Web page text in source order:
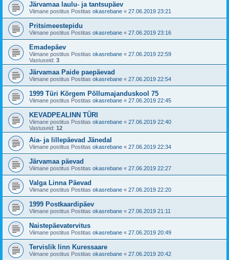
Järvamaa laulu- ja tantsupäev
Viimane postitus Postitas okasrebane « 27.06.2019 23:21
Pritsimeestepidu
Viimane postitus Postitas okasrebane « 27.06.2019 23:16
Emadepäev
Viimane postitus Postitas okasrebane « 27.06.2019 22:59
Vastuseid: 3
Järvamaa Paide paepäevad
Viimane postitus Postitas okasrebane « 27.06.2019 22:54
1999 Türi Kõrgem Põllumajanduskool 75
Viimane postitus Postitas okasrebane « 27.06.2019 22:45
KEVADPEALINN TÜRI
Viimane postitus Postitas okasrebane « 27.06.2019 22:40
Vastuseid: 12
Aia- ja lillepäevad Jänedal
Viimane postitus Postitas okasrebane « 27.06.2019 22:34
Järvamaa päevad
Viimane postitus Postitas okasrebane « 27.06.2019 22:27
Valga Linna Päevad
Viimane postitus Postitas okasrebane « 27.06.2019 22:20
1999 Postkaardipäev
Viimane postitus Postitas okasrebane « 27.06.2019 21:11
Naistepäevatervitus
Viimane postitus Postitas okasrebane « 27.06.2019 20:49
Tervislik linn Kuressaare
Viimane postitus Postitas okasrebane « 27.06.2019 20:42